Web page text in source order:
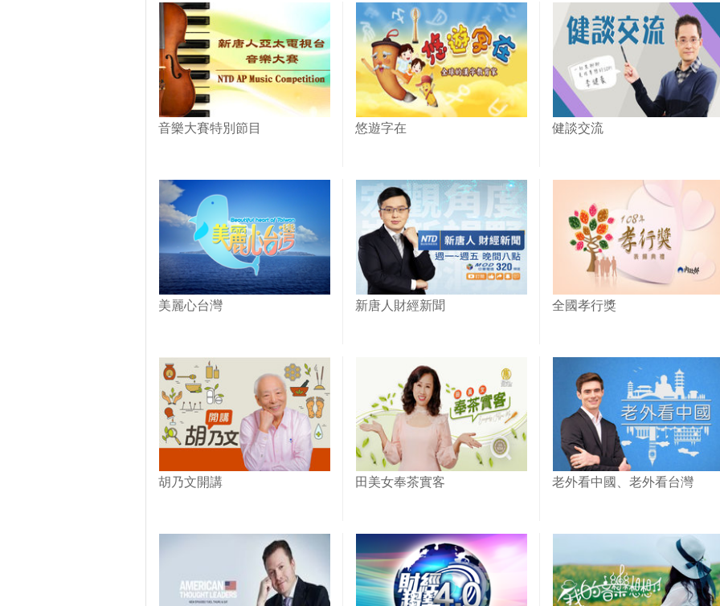
音樂大賽特別節目 悠遊字在 健談交流
美麗心台灣 新唐人財經新聞 全國孝行獎
胡乃文開講 田美女奉茶實客 老外看中國、老外看台灣